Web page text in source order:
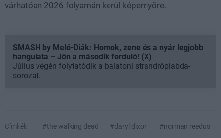
várhatóan 2026 folyamán kerül képernyőre.
SMASH by Meló-Diák: Homok, zene és a nyár legjobb
hangulata – Jön a második forduló! (X)
Július végén folytatódik a balatoni strandröplabda-
sorozat.
Címkék: #the walking dead #daryl dixon #norman reedus